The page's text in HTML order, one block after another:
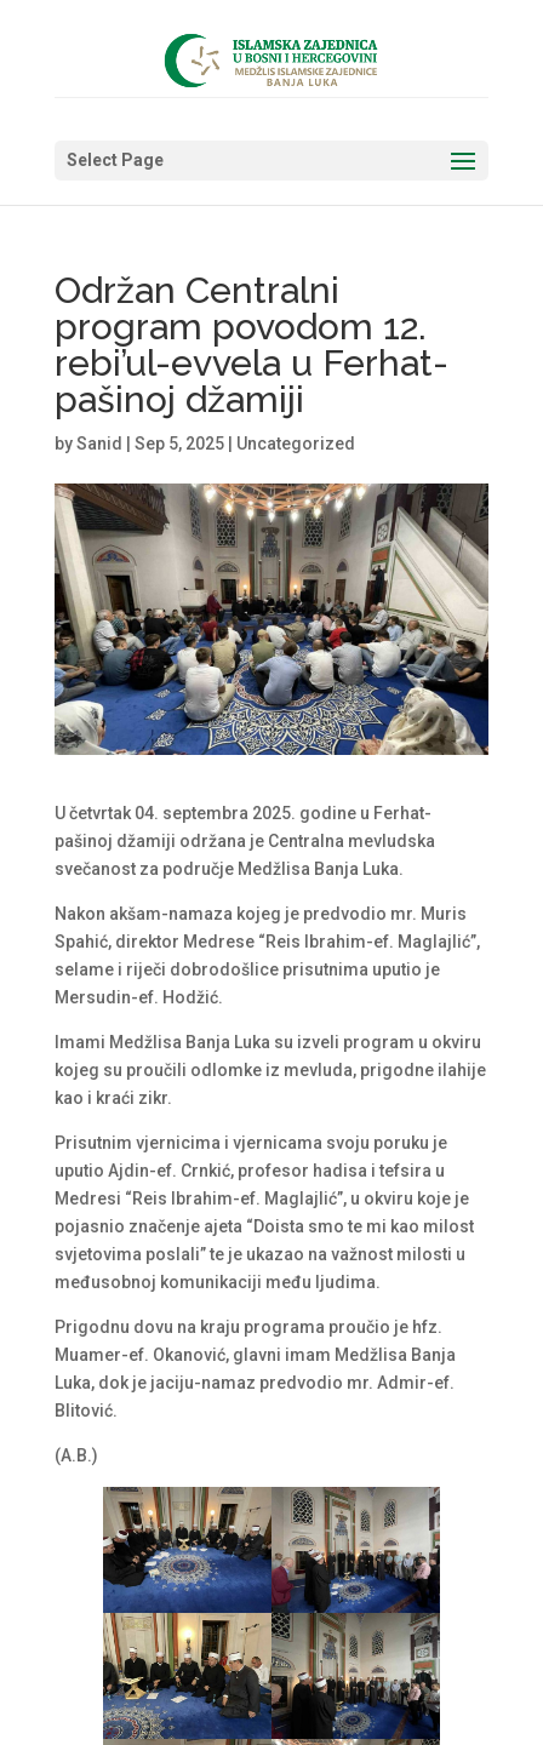
Select Page
Održan Centralni
program povodom 12.
rebi’ul-evvela u Ferhat-
pašinoj džamiji
bySanid Sep 5, 2025| Uncategorized
U četvrtak 04. septembra 2025. godine u Ferhat-
pašinoj džamiji održana je Centralna mevludska
svečanost za područje Medžlisa Banja Luka.
Nakon akšam-namaza kojeg je predvodio mr. Muris
Spahić, direktor Medrese “Reis Ibrahim-ef. Maglajlić”,
selame i riječi dobrodošlice prisutnima uputio je
Mersudin-ef. Hodžić.
Imami Medžlisa Banja Luka su izveli program u okviru
kojeg su proučili odlomke iz mevluda, prigodne ilahije
kao i kraći zikr.
Prisutnim vjernicima i vjernicama svoju poruku je
uputio Ajdin-ef. Crnkić, profesor hadisa i tefsira u
Medresi “Reis Ibrahim-ef. Maglajlić”, u okviru koje je
pojasnio značenje ajeta “Doista smo te mi kao milost
svjetovima poslali” te je ukazao na važnost milosti u
međusobnoj komunikaciji među ljudima.
Prigodnu dovu na kraju programa proučio je hfz.
Muamer-ef. Okanović, glavni imam Medžlisa Banja
Luka, dok je jaciju-namaz predvodio mr. Admir-ef.
Blitović.
(A.B.)